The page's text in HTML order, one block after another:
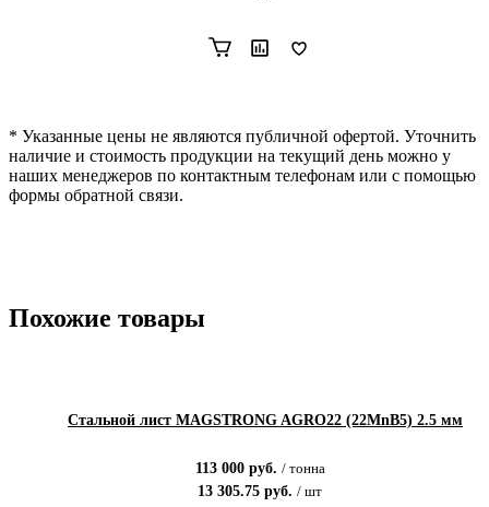
* Указанные цены не являются публичной офертой. Уточнить
наличие и стоимость продукции на текущий день можно у
наших менеджеров по контактным телефонам или с помощью
формы обратной связи.
Похожие товары
Стальной лист MAGSTRONG AGRO22 (22MnB5) 2.5 мм
113 000руб. / тонна
13 305.75 руб. / шт